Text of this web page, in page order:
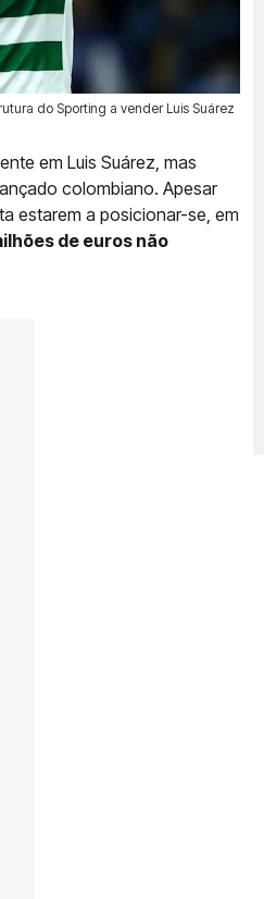
do Sporting a vender Luis Suárez
em Luis Suárez, mas
colombiano. Apesar
estarem a posicionar-se, em
de euros não